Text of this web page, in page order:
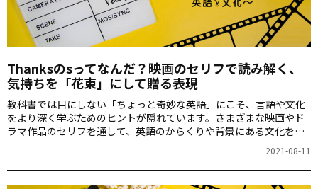
Thanksのsってなんだ？映画のセリフで読み解く、
気持ちを「花束」にして贈る表現
教科書では目にしない「ちょっと奇妙な英語」にこそ、言語や文化
をより深く学ぶためのヒントが隠れています。さまざまな映画やド
ラマ作品のセリフを通して、英語のからくりや背景にある文化を探
2021-08-11